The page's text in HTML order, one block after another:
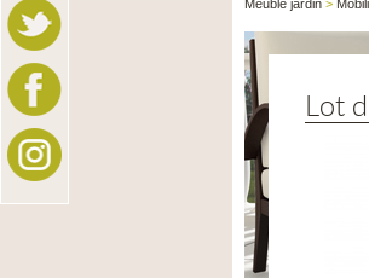
Meuble jardin >
Lot